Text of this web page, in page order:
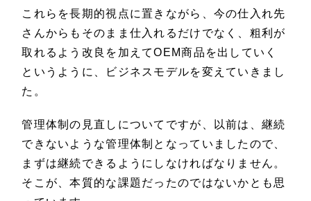
これらを長期的視点に置きながら、今の仕入れ先
さんからもそのまま仕入れるだけでなく、粗利が
取れるよう改良を加えてOEM商品を出していく
というように、ビジネスモデルを変えていきまし
た。
管理体制の見直しについてですが、以前は、継続
できないような管理体制となっていましたので、
まずは継続できるようにしなければなりません。
そこが、本質的な課題だったのではないかとも思